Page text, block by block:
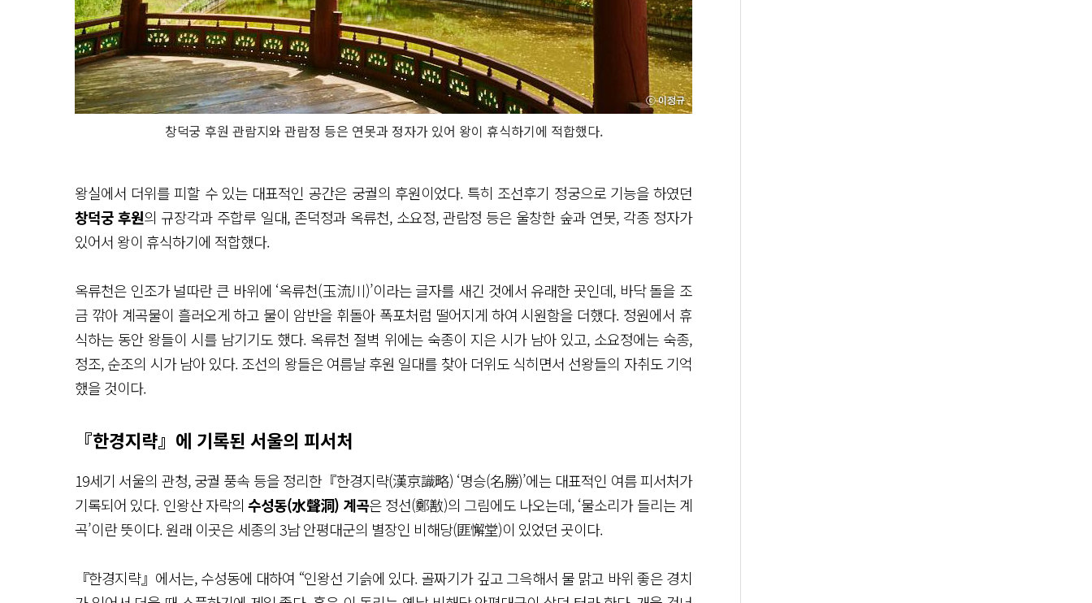
창덕궁 후원 관람지와 관람정 등은 연못과 정자가 있어 왕이 휴식하기에 적합했다.
왕실에서 더위를 피할 수 있는 대표적인 공간은 궁궐의 후원이었다. 특히 조선후기 정궁으로 기능을 하였던
창덕궁 후원의 규장각과 주합루 일대, 존덕정과 옥류천, 소요정, 관람정 등은 울창한 숲과 연못, 각종 정자가
있어서 왕이 휴식하기에 적합했다.
옥류천은 인조가 널따란 큰 바위에 ‘옥류천(玉流川)’이라는 글자를 새긴 것에서 유래한 곳인데, 바닥 돌을 조
금 깎아 계곡물이 흘러오게 하고 물이 암반을 휘돌아 폭포처럼 떨어지게 하여 시원함을 더했다. 정원에서 휴
식하는 동안 왕들이 시를 남기기도 했다. 옥류천 절벽 위에는 숙종이 지은 시가 남아 있고, 소요정에는 숙종,
정조, 순조의 시가 남아 있다. 조선의 왕들은 여름날 후원 일대를 찾아 더위도 식히면서 선왕들의 자취도 기억
했을 것이다.
『한경지략』에 기록된 서울의 피서처
19세기 서울의 관청, 궁궐 풍속 등을 정리한『한경지략(漢京識略) ‘명승(名勝)’에는 대표적인 여름 피서처가
기록되어 있다. 인왕산 자락의수성동(水聲洞) 계곡은 정선(鄭敾)의 그림에도 나오는데, ‘물소리가 들리는 계
곡’이란 뜻이다. 원래 이곳은 세종의 3남 안평대군의 별장인 비해당(匪懈堂)이 있었던 곳이다.
『한경지략』에서는, 수성동에 대하여 “인왕선 기슭에 있다. 골짜기가 깊고 그윽해서 물 맑고 바위 좋은 경치